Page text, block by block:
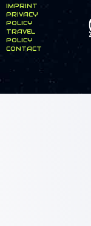
IMPRINT
PRIVACY
POLICY
TRAVEL
POLICY
CONTACT